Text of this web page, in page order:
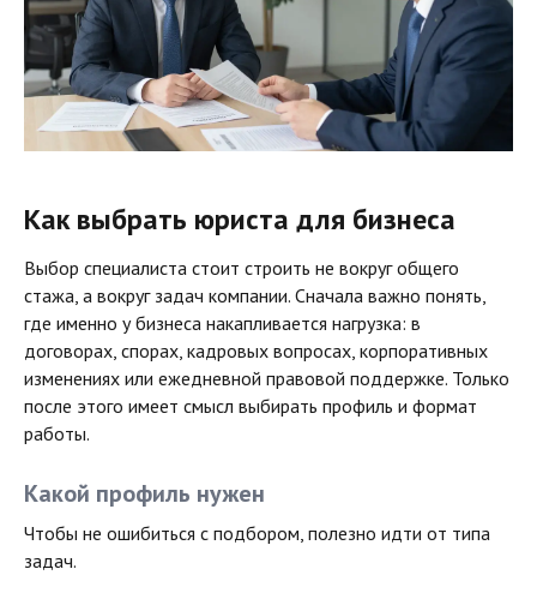
Как выбрать юриста для бизнеса
Выбор специалиста стоит строить не вокруг общего
стажа, а вокруг задач компании. Сначала важно понять,
где именно у бизнеса накапливается нагрузка: в
договорах, спорах, кадровых вопросах, корпоративных
изменениях или ежедневной правовой поддержке. Только
после этого имеет смысл выбирать профиль и формат
работы.
Какой профиль нужен
Чтобы не ошибиться с подбором, полезно идти от типа
задач.